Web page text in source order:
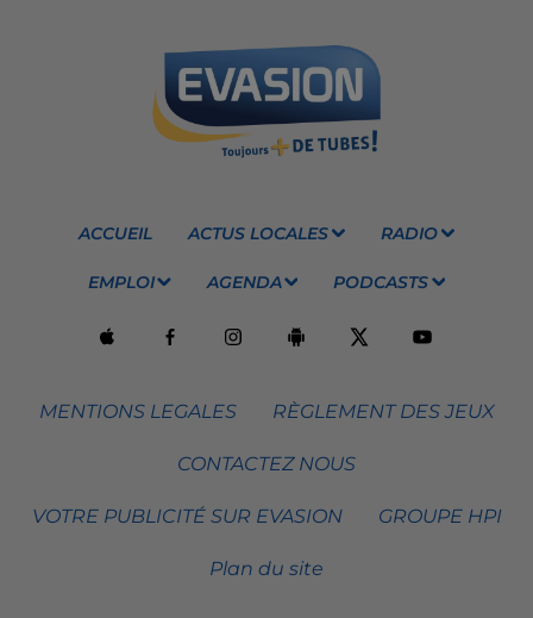
ACCUEIL ACTUS LOCALES RADIO
EMPLOI AGENDA PODCASTS
MENTIONS LEGALES RÈGLEMENT DES JEUX
CONTACTEZ NOUS
VOTRE PUBLICITÉ SUR EVASION GROUPE HPI
Plan du site